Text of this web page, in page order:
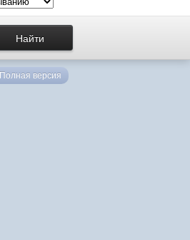
Полная версия